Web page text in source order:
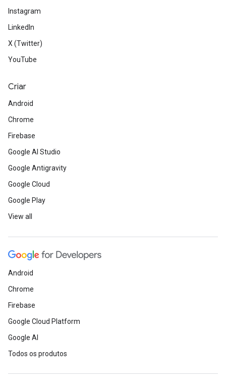
Instagram
LinkedIn
X (Twitter)
YouTube
Criar
Android
Chrome
Firebase
Google AI Studio
Google Antigravity
Google Cloud
Google Play
View all
Android
Chrome
Firebase
Google Cloud Platform
Google AI
Todos os produtos